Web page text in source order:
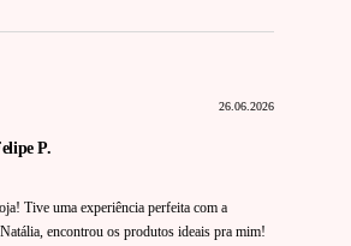
26.06.2026
P.
Tive uma experiência perfeita com a
encontrou os produtos ideais pra mim!